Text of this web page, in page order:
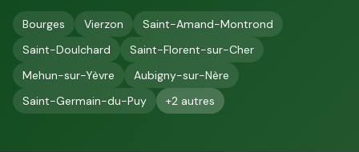
Bourges Vierzon
Saint-Amand-Montrond
Saint-Doulchard
Saint-Florent-sur-Cher
Mehun-sur-Yèvre
Aubigny-sur-Nère
Saint-Germain-du-Puy
+2 autres